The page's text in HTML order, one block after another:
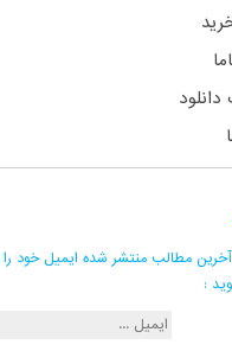
مطالب منتشر شده ایمیل خود را
: